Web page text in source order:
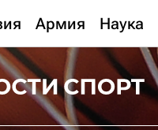
Армия Наука